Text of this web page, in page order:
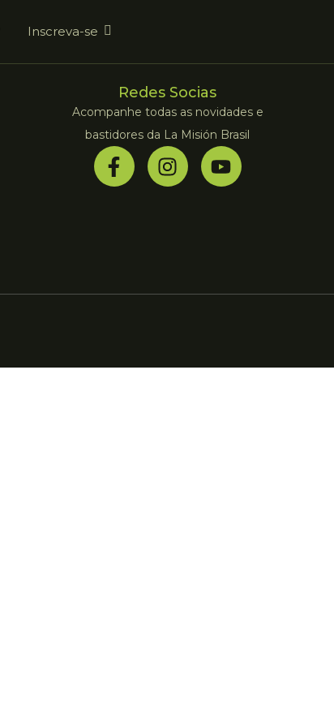
Inscreva-se
Redes Socias
Acompanhe todas as novidades e
bastidores da La Misión Brasil